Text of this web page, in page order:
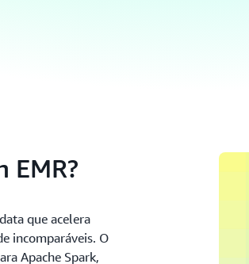
EMR?
que acelera
incomparáveis. O
Apache Spark,